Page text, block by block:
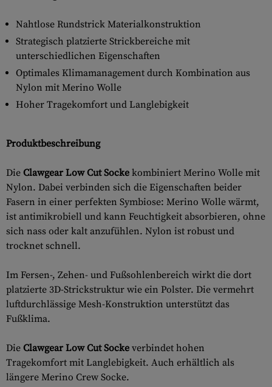
Nahtlose Rundstrick Materialkonstruktion
Strategisch platzierte Strickbereiche mit
unterschiedlichen Eigenschaften
Optimales Klimamanagement durch Kombination aus
Nylon mit Merino Wolle
Hoher Tragekomfort und Langlebigkeit
Produktbeschreibung
Die Clawgear Low Cut Socke kombiniert Merino Wolle mit
Nylon. Dabei verbinden sich die Eigenschaften beider
Fasern in einer perfekten Symbiose: Merino Wolle wärmt,
ist antimikrobiell und kann Feuchtigkeit absorbieren, ohne
sich nass oder kalt anzufühlen. Nylon ist robust und
trocknet schnell.
Im Fersen-, Zehen- und Fußsohlenbereich wirkt die dort
platzierte 3D-Strickstruktur wie ein Polster. Die vermehrt
luftdurchlässige Mesh-Konstruktion unterstützt das
Fußklima.
Die Clawgear Low Cut Socke verbindet hohen
Tragekomfort mit Langlebigkeit. Auch erhältlich als
längere Merino Crew Socke.